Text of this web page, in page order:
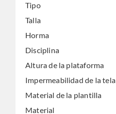
Tipo
Talla
Horma
Disciplina
Altura de la plataforma
Impermeabilidad de la tela
Material de la plantilla
Material